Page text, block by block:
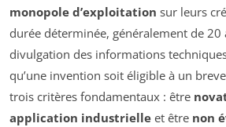
monopole d’exploitation sur leurs
durée déterminée, généralement de 20
divulgation des informations
qu’une invention soit éligible à un
trois critères fondamentaux : être
application industrielle et être non